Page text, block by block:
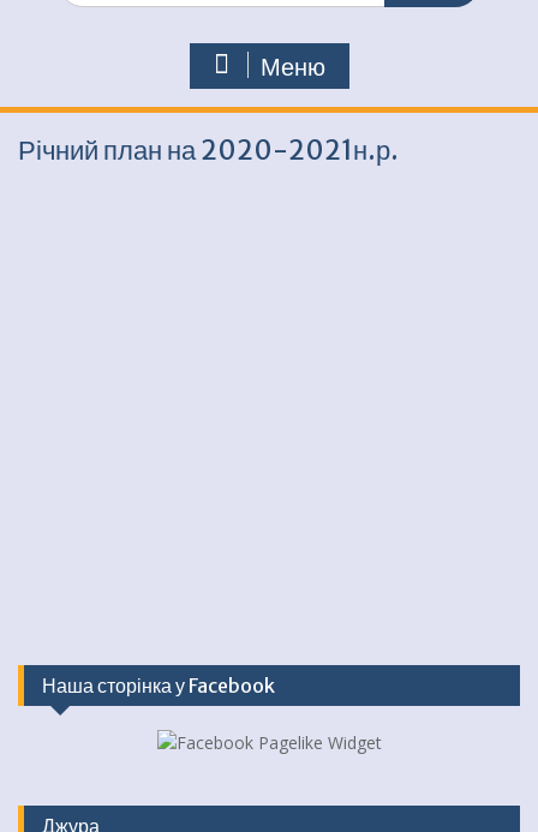
Меню
Річний план на 2020-2021н.р.
Наша сторінка у Facebook
Джура